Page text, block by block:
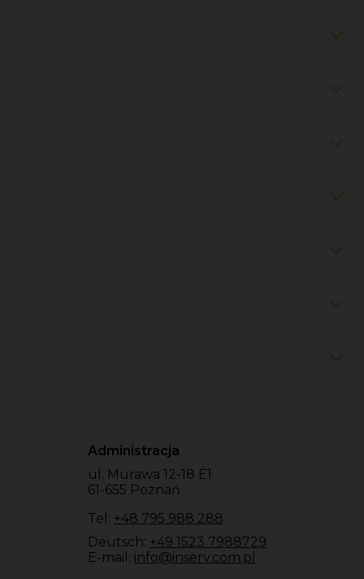
Administracja
ul. Murawa 12-18 E1
61-655 Poznań
Tel: +48 795 988 288
Deutsch: +49 1523 7988729
E-mail: info@inserv.com.pl